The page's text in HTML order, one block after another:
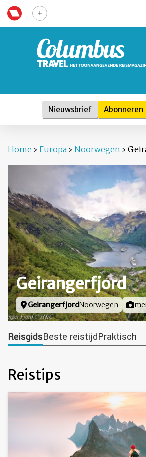
Nieuwsbrief Abonneren
Home › Europa › Noorwegen ›
Geirangerfjord
Locatie
Geirangerfjord Noorwegen Foto
ReisgidsBeste reistijdPraktisch
Reistips